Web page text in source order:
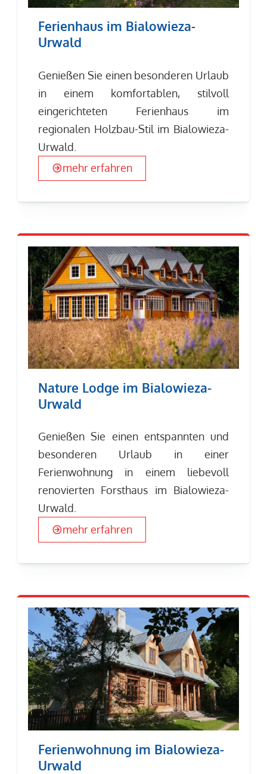
Ferienhaus im Bialowieza-
Urwald
Genießen Sie einen besonderen Urlaub
in einem komfortablen, stilvoll
eingerichteten Ferienhaus im
regionalen Holzbau-Stil im Bialowieza-
Urwald.
mehr erfahren
Nature Lodge im Bialowieza-
Urwald
Genießen Sie einen entspannten und
besonderen Urlaub in einer
Ferienwohnung in einem liebevoll
renovierten Forsthaus im Bialowieza-
Urwald.
mehr erfahren
Ferienwohnung im Bialowieza-
Urwald